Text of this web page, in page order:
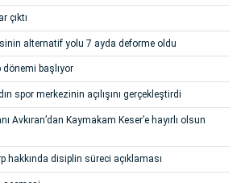
çıktı
alternatif yolu 7 ayda deforme oldu
başlıyor
spor merkezinin açılışını gerçekleştirdi
Avkıran’dan Kaymakam Keser’e hayırlı olsun
hakkında disiplin süreci açıklaması